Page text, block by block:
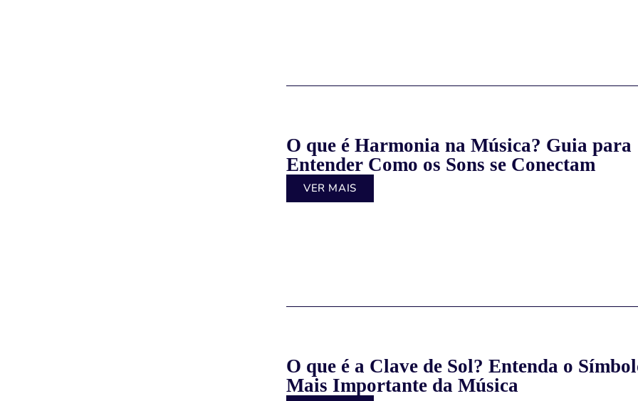
O que é Harmonia na Música? Guia para
Entender Como os Sons se Conectam
VER MAIS
O que é a Clave de Sol? Entenda o
Mais Importante da Música